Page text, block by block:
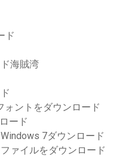
ド
海賊湾
ォントをダウンロード
ード
7ダウンロード
ァイルをダウンロード